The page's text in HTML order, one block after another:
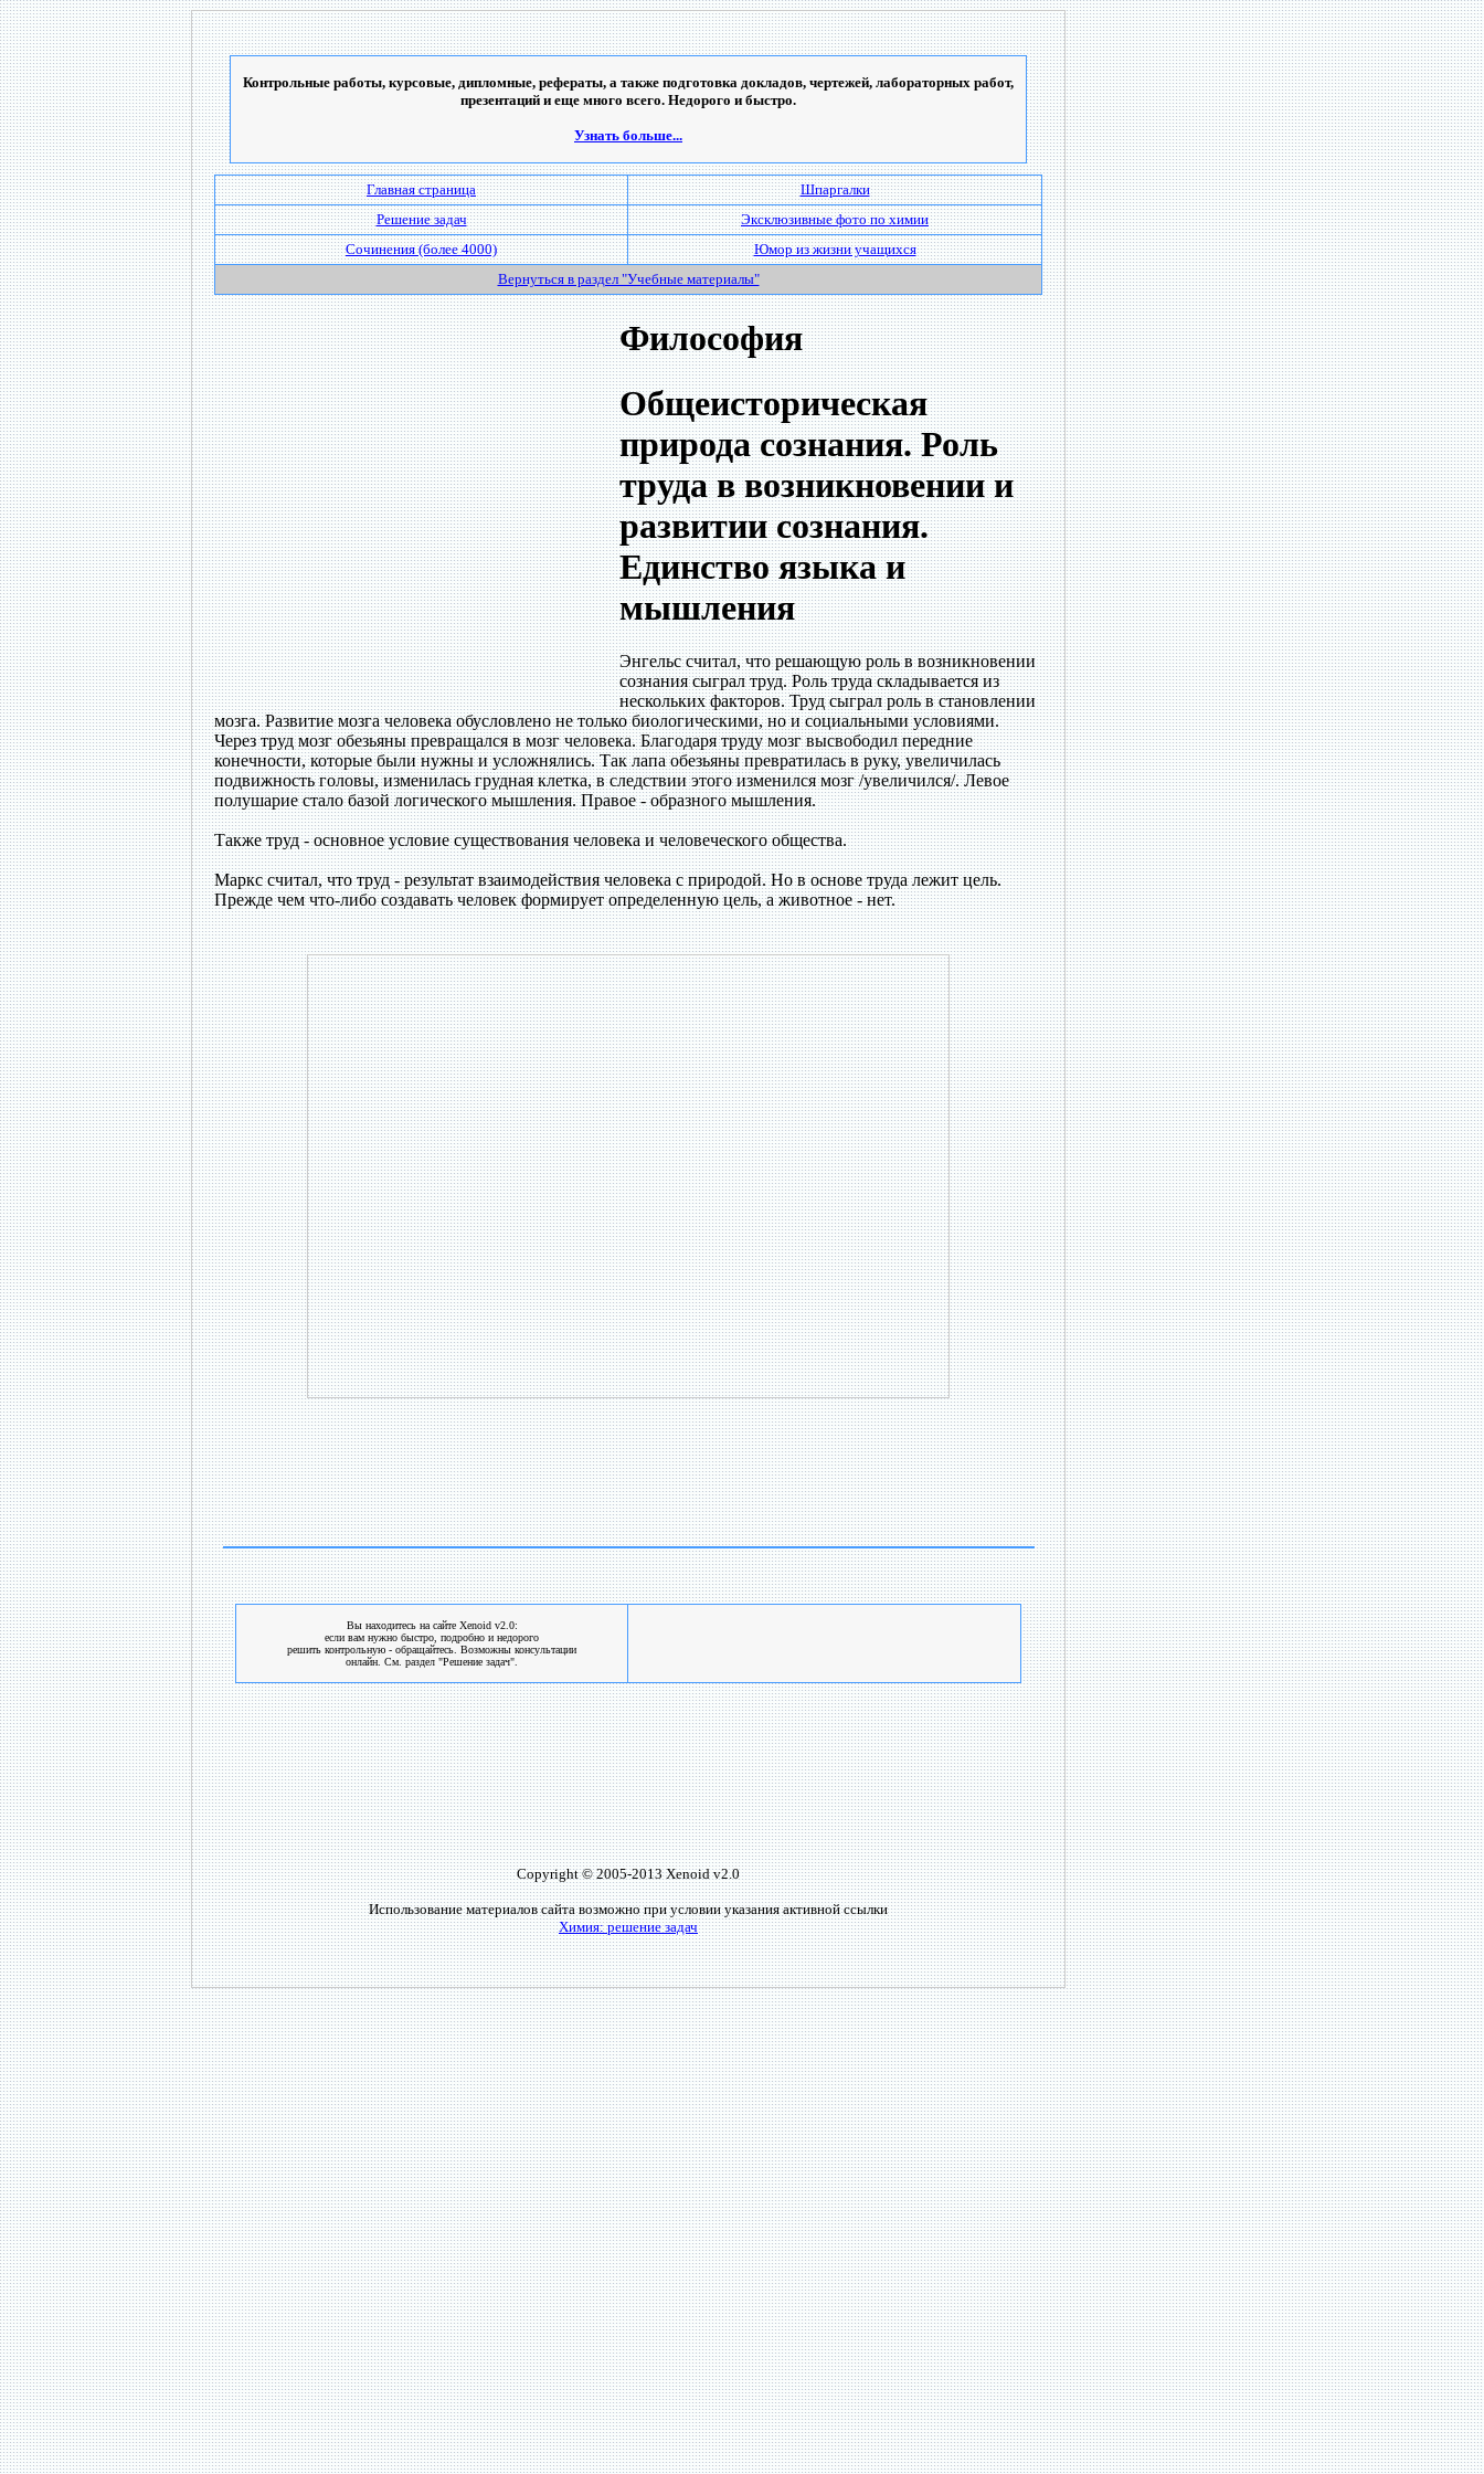
Контрольные работы, курсовые, дипломные, рефераты, а также подготовка докладов, чертежей, лабораторных работ,
презентаций и еще много всего. Недорого и быстро.
Узнать больше...
Главная страница
Шпаргалки
Решение задач
Эксклюзивные фото по химии
Сочинения (более 4000)
Юмор из жизни учащихся
Вернуться в раздел "Учебные материалы"
Философия
Общеисторическая
природа сознания. Роль
труда в возникновении и
развитии сознания.
Единство языка и
мышления
Энгельс считал, что решающую роль в возникновении
сознания сыграл труд. Роль труда складывается из
нескольких факторов. Труд сыграл роль в становлении
мозга. Развитие мозга человека обусловлено не только биологическими, но и социальными условиями.
Через труд мозг обезьяны превращался в мозг человека. Благодаря труду мозг высвободил передние
конечности, которые были нужны и усложнялись. Так лапа обезьяны превратилась в руку, увеличилась
подвижность головы, изменилась грудная клетка, в следствии этого изменился мозг /увеличился/. Левое
полушарие стало базой логического мышления. Правое - образного мышления.
Также труд - основное условие существования человека и человеческого общества.
Маркс считал, что труд - результат взаимодействия человека с природой. Но в основе труда лежит цель.
Прежде чем что-либо создавать человек формирует определенную цель, а животное - нет.
Вы находитесь на сайте Xenoid v2.0:
если вам нужно быстро, подробно и недорого
решить контрольную - обращайтесь. Возможны консультации
онлайн. См. раздел "Решение задач".
Copyright © 2005-2013 Xenoid v2.0
Использование материалов сайта возможно при условии указания активной ссылки
Химия: решение задач